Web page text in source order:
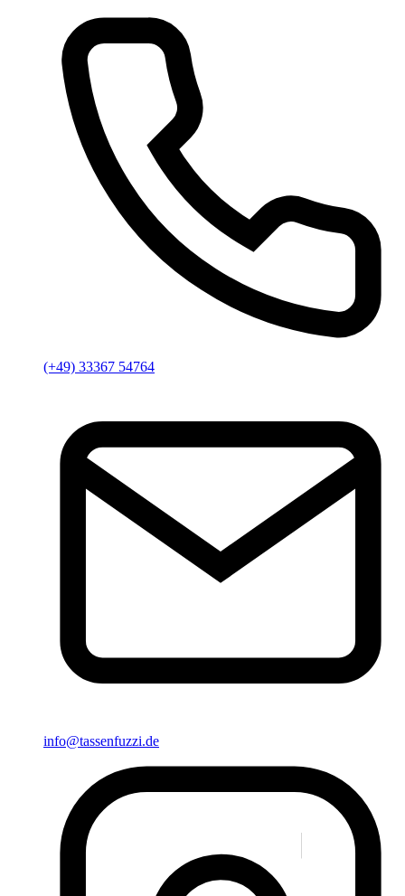
(+49) 33367 54764
info@tassenfuzzi.de